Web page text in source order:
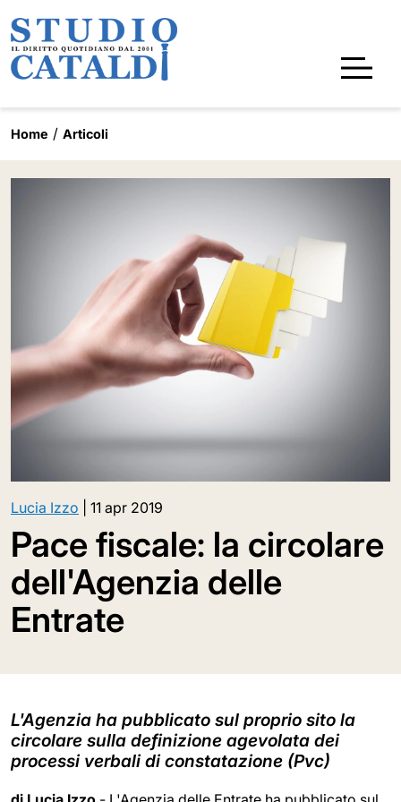
Home Articoli
Lucia Izzo 11 apr 2019
Pace fiscale: la circolare
dell'Agenzia delle
Entrate
L'Agenzia ha pubblicato sul proprio sito la
circolare sulla definizione agevolata dei
processi verbali di constatazione (Pvc)